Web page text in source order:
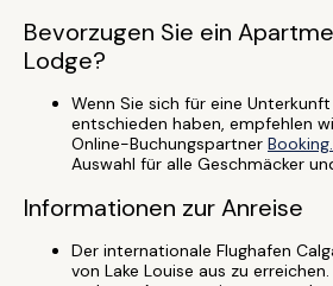
Bevorzugen Sie ein
Lodge?
Wenn Sie sich für eine
entschieden haben, empfehlen
Online-Buchungspartner
Auswahl für alle Geschmäcker
Informationen zur Anreise
Der internationale Flughafen
von Lake Louise aus zu